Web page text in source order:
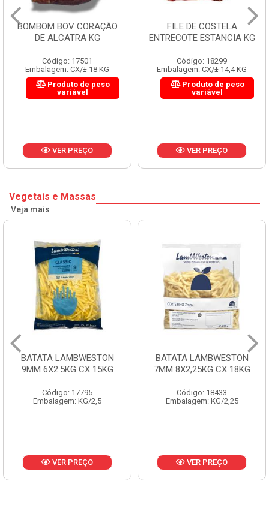
BOMBOM BOV CORAÇÃO
DE ALCATRA KG
Código: 17501
Embalagem: CX/± 18 KG
Produto de peso
variável
VER PREÇO
FILE DE COSTELA
ENTRECOTE ESTANCIA KG
Código: 18299
Embalagem: CX/± 14,4 KG
Produto de peso
variável
VER PREÇO
Vegetais e Massas
Veja mais
BATATA LAMBWESTON
9MM 6X2.5KG CX 15KG
Código: 17795
Embalagem: KG/2,5
VER PREÇO
BATATA LAMBWESTON
7MM 8X2,25KG CX 18KG
Código: 18433
Embalagem: KG/2,25
VER PREÇO